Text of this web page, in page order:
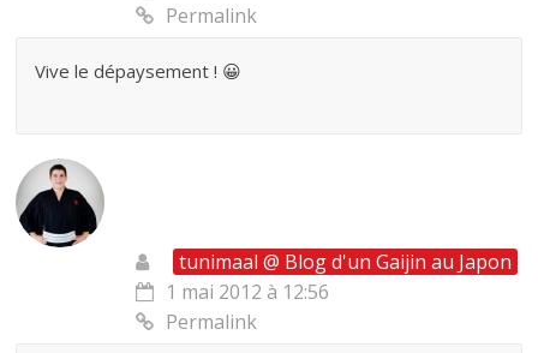
Permalink
Vive le dépaysement ! 😀
tunimaal @ Blog d'un Gaijin au Japon
1 mai 2012 à 12:56
Permalink